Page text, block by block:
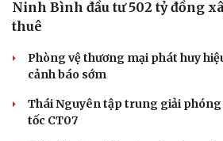
Ninh Bình đầu tư 502 tỷ đồng
thuê
Phòng vệ thương mại phát huy
cảnh báo sớm
Thái Nguyên tập trung giải
tốc CT07